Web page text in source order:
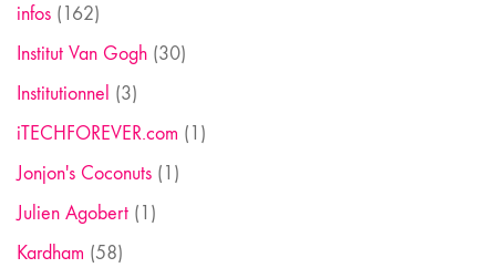
infos (162)
Institut Van Gogh (30)
Institutionnel (3)
iTECHFOREVER.com (1)
Jonjon's Coconuts (1)
Julien Agobert (1)
Kardham (58)